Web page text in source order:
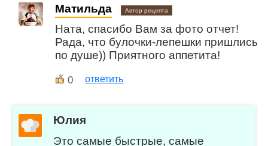
Матильда Автор рецепта
Ната, спасибо Вам за фото отчет!
Рада, что булочки-лепешки пришлись
по душе)) Приятного аппетита!
0 ответить
Юлия
Это самые быстрые, самые